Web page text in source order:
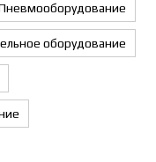
оборудование